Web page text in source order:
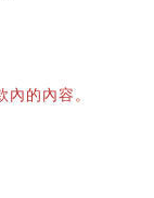
的內容。